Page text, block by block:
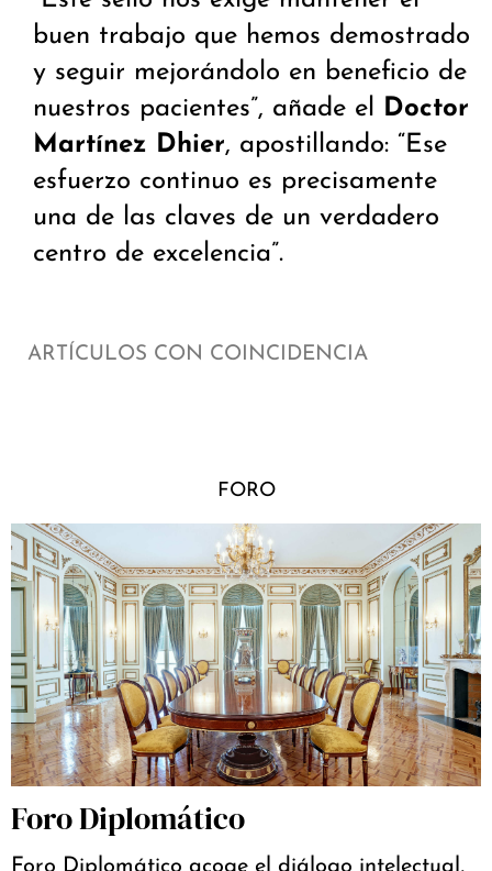
buen trabajo que hemos demostrado
y seguir mejorándolo en beneficio de
nuestros pacientes”, añade el Doctor
Martínez Dhier, apostillando: “Ese
esfuerzo continuo es precisamente
una de las claves de un verdadero
centro de excelencia”.
ARTÍCULOS CON COINCIDENCIA
FORO
Foro Diplomático